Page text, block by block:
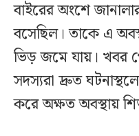
বাইরের অংশে
বসেছিল। তাকে এ
ভিড় জমে যায়। খবর
সদস্যরা দ্রুত ঘটনাস্থলে
করে অক্ষত অবস্থায়